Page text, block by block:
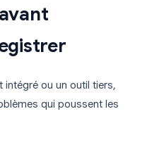
intégré ou un outil tiers,
qui poussent les